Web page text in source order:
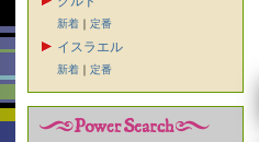
新着 ｜ 定番
イスラエル
新着 ｜ 定番